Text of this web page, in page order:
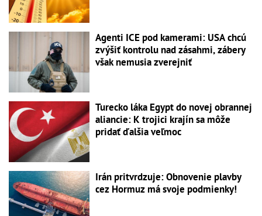
Agenti ICE pod kamerami: USA chcú
zvýšiť kontrolu nad zásahmi, zábery
však nemusia zverejniť
Turecko láka Egypt do novej obrannej
aliancie: K trojici krajín sa môže
pridať ďalšia veľmoc
Irán pritvrdzuje: Obnovenie plavby
cez Hormuz má svoje podmienky!